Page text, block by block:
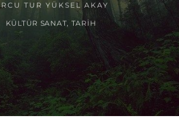
TUR YÜKSEL AKAY
KÜLTÜR SANAT, TARIH